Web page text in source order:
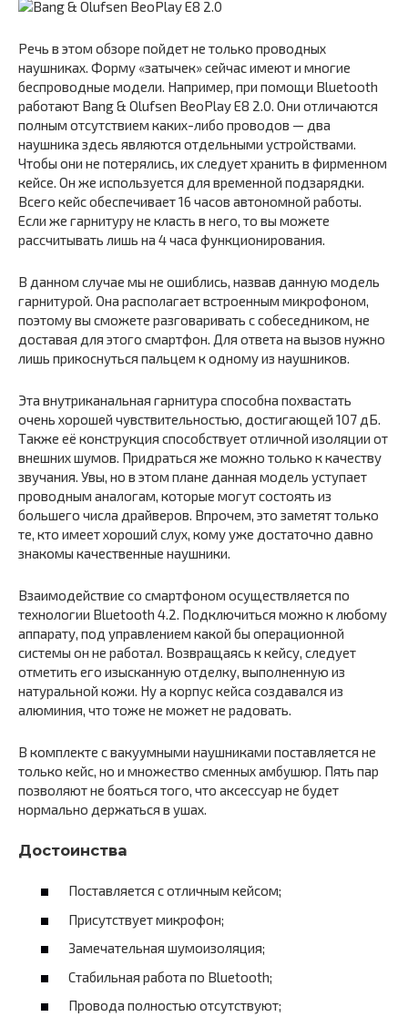
Речь в этом обзоре пойдет не только проводных
наушниках. Форму «затычек» сейчас имеют и многие
беспроводные модели. Например, при помощи Bluetooth
работают Bang & Olufsen BeoPlay E8 2.0. Они отличаются
полным отсутствием каких-либо проводов — два
наушника здесь являются отдельными устройствами.
Чтобы они не потерялись, их следует хранить в фирменном
кейсе. Он же используется для временной подзарядки.
Всего кейс обеспечивает 16 часов автономной работы.
Если же гарнитуру не класть в него, то вы можете
рассчитывать лишь на 4 часа функционирования.
В данном случае мы не ошиблись, назвав данную модель
гарнитурой. Она располагает встроенным микрофоном,
поэтому вы сможете разговаривать с собеседником, не
доставая для этого смартфон. Для ответа на вызов нужно
лишь прикоснуться пальцем к одному из наушников.
Эта внутриканальная гарнитура способна похвастать
очень хорошей чувствительностью, достигающей 107 дБ.
Также её конструкция способствует отличной изоляции от
внешних шумов. Придраться же можно только к качеству
звучания. Увы, но в этом плане данная модель уступает
проводным аналогам, которые могут состоять из
большего числа драйверов. Впрочем, это заметят только
те, кто имеет хороший слух, кому уже достаточно давно
знакомы качественные наушники.
Взаимодействие со смартфоном осуществляется по
технологии Bluetooth 4.2. Подключиться можно к любому
аппарату, под управлением какой бы операционной
системы он не работал. Возвращаясь к кейсу, следует
отметить его изысканную отделку, выполненную из
натуральной кожи. Ну а корпус кейса создавался из
алюминия, что тоже не может не радовать.
В комплекте с вакуумными наушниками поставляется не
только кейс, но и множество сменных амбушюр. Пять пар
позволяют не бояться того, что аксессуар не будет
нормально держаться в ушах.
Достоинства
Поставляется с отличным кейсом;
Присутствует микрофон;
Замечательная шумоизоляция;
Стабильная работа по Bluetooth;
Провода полностью отсутствуют;